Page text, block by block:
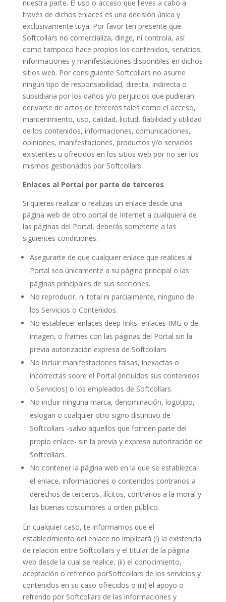
nuestra parte. El uso o acceso que lleves a cabo a
través de dichos enlaces es una decisión única y
exclusivamente tuya. Por favor ten presente que
Softcollars no comercializa, dirige, ni controla, así
como tampoco hace propios los contenidos, servicios,
informaciones y manifestaciones disponibles en dichos
sitios web. Por consiguiente Softcollars no asume
ningún tipo de responsabilidad, directa, indirecta o
subsidiaria por los daños y/o perjuicios que pudieran
derivarse de actos de terceros tales como el acceso,
mantenimiento, uso, calidad, licitud, fiabilidad y utilidad
de los contenidos, informaciones, comunicaciones,
opiniones, manifestaciones, productos y/o servicios
existentes u ofrecidos en los sitios web por no ser los
mismos gestionados por Softcollars.
Enlaces al Portal por parte de terceros
Si quieres realizar o realizas un enlace desde una
página web de otro portal de Internet a cualquiera de
las páginas del Portal, deberás someterte a las
siguientes condiciones:
Asegurarte de que cualquier enlace que realices al
Portal sea únicamente a su página principal o las
páginas principales de sus secciones.
No reproducir, ni total ni parcialmente, ninguno de
los Servicios o Contenidos.
No establecer enlaces deep-links, enlaces IMG o de
imagen, o frames con las páginas del Portal sin la
previa autorización expresa de Softcollars
No incluir manifestaciones falsas, inexactas o
incorrectas sobre el Portal (incluidos sus contenidos
o Servicios) o los empleados de Softcollars.
No incluir ninguna marca, denominación, logotipo,
eslogan o cualquier otro signo distintivo de
Softcollars -salvo aquellos que formen parte del
propio enlace- sin la previa y expresa autorización de
Softcollars.
No contener la página web en la que se establezca
el enlace, informaciones o contenidos contrarios a
derechos de terceros, ilícitos, contrarios a la moral y
las buenas costumbres u orden público.
En cualquier caso, te informamos que el
establecimiento del enlace no implicará (i) la existencia
de relación entre Softcollars y el titular de la página
web desde la cual se realice, (ii) el conocimiento,
aceptación o refrendo porSoftcollars de los servicios y
contenidos en su caso ofrecidos o (iii) el apoyo o
refrendo por Softcollars de las informaciones y